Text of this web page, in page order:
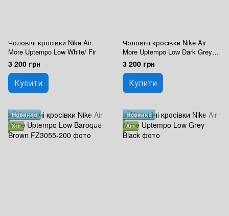
Чоловічі кросівки Nike Air
More Uptempo Low White/ Fir
3 200 грн
Купити
Чоловічі кросівки Nike Air
More Uptempo Low Dark Grey
Light Crimson FZ3055-002
3 200 грн
Купити
Новинка
Хіт
Новинка
Хіт